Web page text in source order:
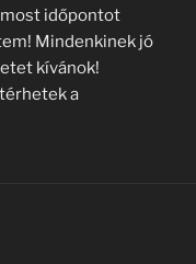
időpontot
Mindenkinek jó
kívánok!
a